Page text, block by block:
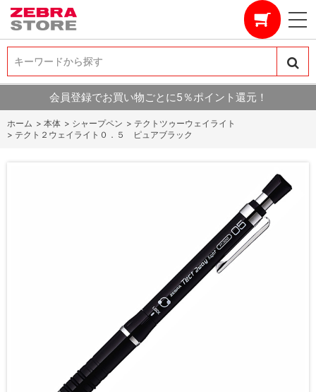
キーワードから探す
キーワードから探す
会員登録でお買い物ごとに5％ポイント還元！
ホーム > 本体 > シャープペン > テクトツゥーウェイライト
> テクト２ウェイライト０．５ ピュアブラック